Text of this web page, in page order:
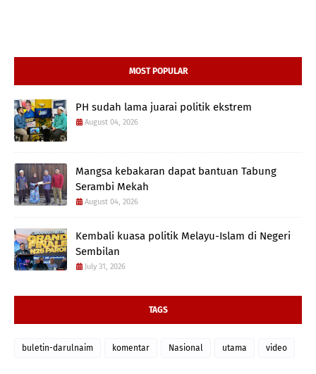
MOST POPULAR
PH sudah lama juarai politik ekstrem
August 04, 2026
Mangsa kebakaran dapat bantuan Tabung
Serambi Mekah
August 04, 2026
Kembali kuasa politik Melayu-Islam di Negeri
Sembilan
July 31, 2026
TAGS
buletin-darulnaim komentar Nasional utama video